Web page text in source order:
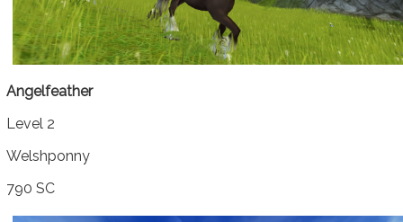
Angelfeather
Level 2
Welshponny
790 SC